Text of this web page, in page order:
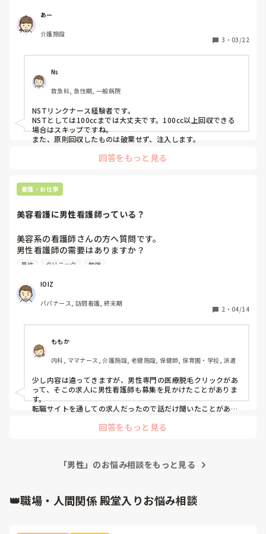
います。
あー
介護施設
3 ・ 03/22
Ns
救急科, 急性期, 一般病院
NSTリンクナース経験者です。
NSTとしては100ccまでは大丈夫です。100cc以上回収できる
場合はスキップですね。
また、原則回収したものは破棄せず、注入します。
回答をもっと見る
看護・お仕事
美容看護に男性看護師っている？
美容系の看護師さんの方へ質問です。
男性看護師の需要はありますか？
また肩身は狭いですか？
が、
まったく方向性が違うため、興味はありつつもどんな世界な
のかが把握できていないため参考にさせて頂きたいです。
男性 クリニック 勉強
IOIZ
パパナース, 訪問看護, 終末期
2 ・ 04/14
ももか
内科, ママナース, 介護施設, 老健施設, 保健師, 保育園・学校, 派遣
少し内容は違ってきますが、男性専門の医療脱毛クリックがあ
って、そこの求人に男性看護師も募集を見かけたことがありま
す。
転職サイトを通しての求人だったので話だけ聞いたことがある
り、女性より男性看護師が欲しい！という感じでした。
囲気でしたよ。
回答をもっと見る
「男性」のお悩み相談をもっと見る
👑職場・人間関係 殿堂入りお悩み相談